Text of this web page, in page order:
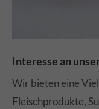
Interesse an
Wir bieten eine
Fleischprodukte,